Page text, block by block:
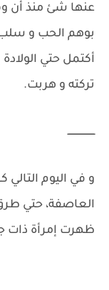
عنها شئ منذ أن
بوهم الحب و سلب
أكتمل حتي
تركته و هربت.
ـــــــــــــــــــ
و في اليوم
العاصفة، حتي
ظهرت إمرأة ذات